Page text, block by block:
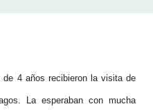
4 años recibieron la visita de
La esperaban con mucha